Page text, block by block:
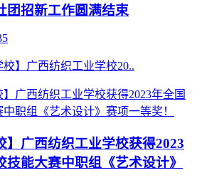
团招新工作圆满结束
校】广西纺织工业学校20..
】广西纺织工业学校获得2023
技能大赛中职组《艺术设计》